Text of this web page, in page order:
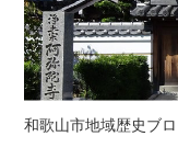
和歌山市地域歴史ブ